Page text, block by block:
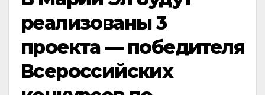
реализованы 3
проекта — победителя
Всероссийских